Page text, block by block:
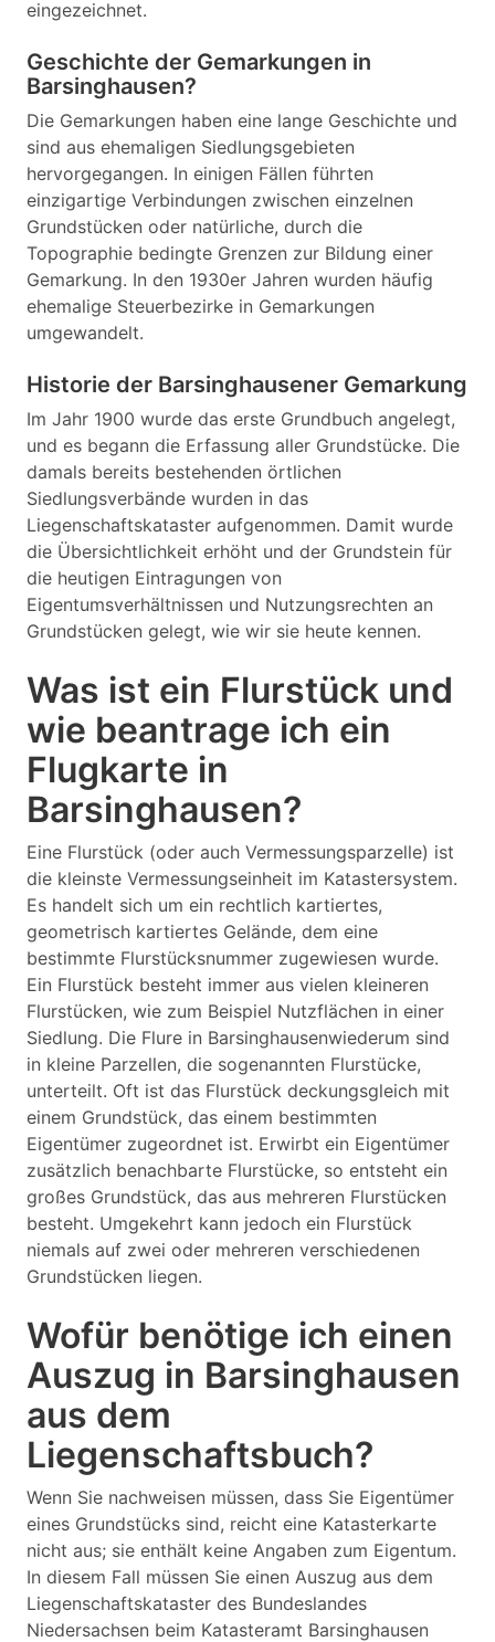
eingezeichnet.
Geschichte der Gemarkungen in
Barsinghausen?
Die Gemarkungen haben eine lange Geschichte und
sind aus ehemaligen Siedlungsgebieten
hervorgegangen. In einigen Fällen führten
einzigartige Verbindungen zwischen einzelnen
Grundstücken oder natürliche, durch die
Topographie bedingte Grenzen zur Bildung einer
Gemarkung. In den 1930er Jahren wurden häufig
ehemalige Steuerbezirke in Gemarkungen
umgewandelt.
Historie der Barsinghausener Gemarkung
Im Jahr 1900 wurde das erste Grundbuch angelegt,
und es begann die Erfassung aller Grundstücke. Die
damals bereits bestehenden örtlichen
Siedlungsverbände wurden in das
Liegenschaftskataster aufgenommen. Damit wurde
die Übersichtlichkeit erhöht und der Grundstein für
die heutigen Eintragungen von
Eigentumsverhältnissen und Nutzungsrechten an
Grundstücken gelegt, wie wir sie heute kennen.
Was ist ein Flurstück und
wie beantrage ich ein
Flugkarte in
Barsinghausen?
Eine Flurstück (oder auch Vermessungsparzelle) ist
die kleinste Vermessungseinheit im Katastersystem.
Es handelt sich um ein rechtlich kartiertes,
geometrisch kartiertes Gelände, dem eine
bestimmte Flurstücksnummer zugewiesen wurde.
Ein Flurstück besteht immer aus vielen kleineren
Flurstücken, wie zum Beispiel Nutzflächen in einer
Siedlung. Die Flure in Barsinghausenwiederum sind
in kleine Parzellen, die sogenannten Flurstücke,
unterteilt. Oft ist das Flurstück deckungsgleich mit
einem Grundstück, das einem bestimmten
Eigentümer zugeordnet ist. Erwirbt ein Eigentümer
zusätzlich benachbarte Flurstücke, so entsteht ein
großes Grundstück, das aus mehreren Flurstücken
besteht. Umgekehrt kann jedoch ein Flurstück
niemals auf zwei oder mehreren verschiedenen
Grundstücken liegen.
Wofür benötige ich einen
Auszug in Barsinghausen
aus dem
Liegenschaftsbuch?
Wenn Sie nachweisen müssen, dass Sie Eigentümer
eines Grundstücks sind, reicht eine Katasterkarte
nicht aus; sie enthält keine Angaben zum Eigentum.
In diesem Fall müssen Sie einen Auszug aus dem
Liegenschaftskataster des Bundeslandes
Niedersachsen beim Katasteramt Barsinghausen